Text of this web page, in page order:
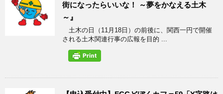
街になったらいいな！ ～夢をかなえる土木
～』
土木の日（11月18日）の前後に、関西一円で開催
される土木関連行事の広報を目的 ...